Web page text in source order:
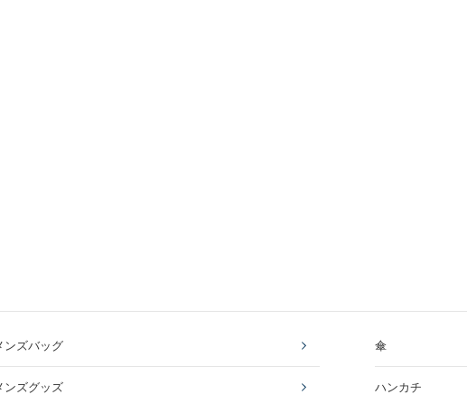
ンズバッグ
ンズグッズ
傘
ハンカチ